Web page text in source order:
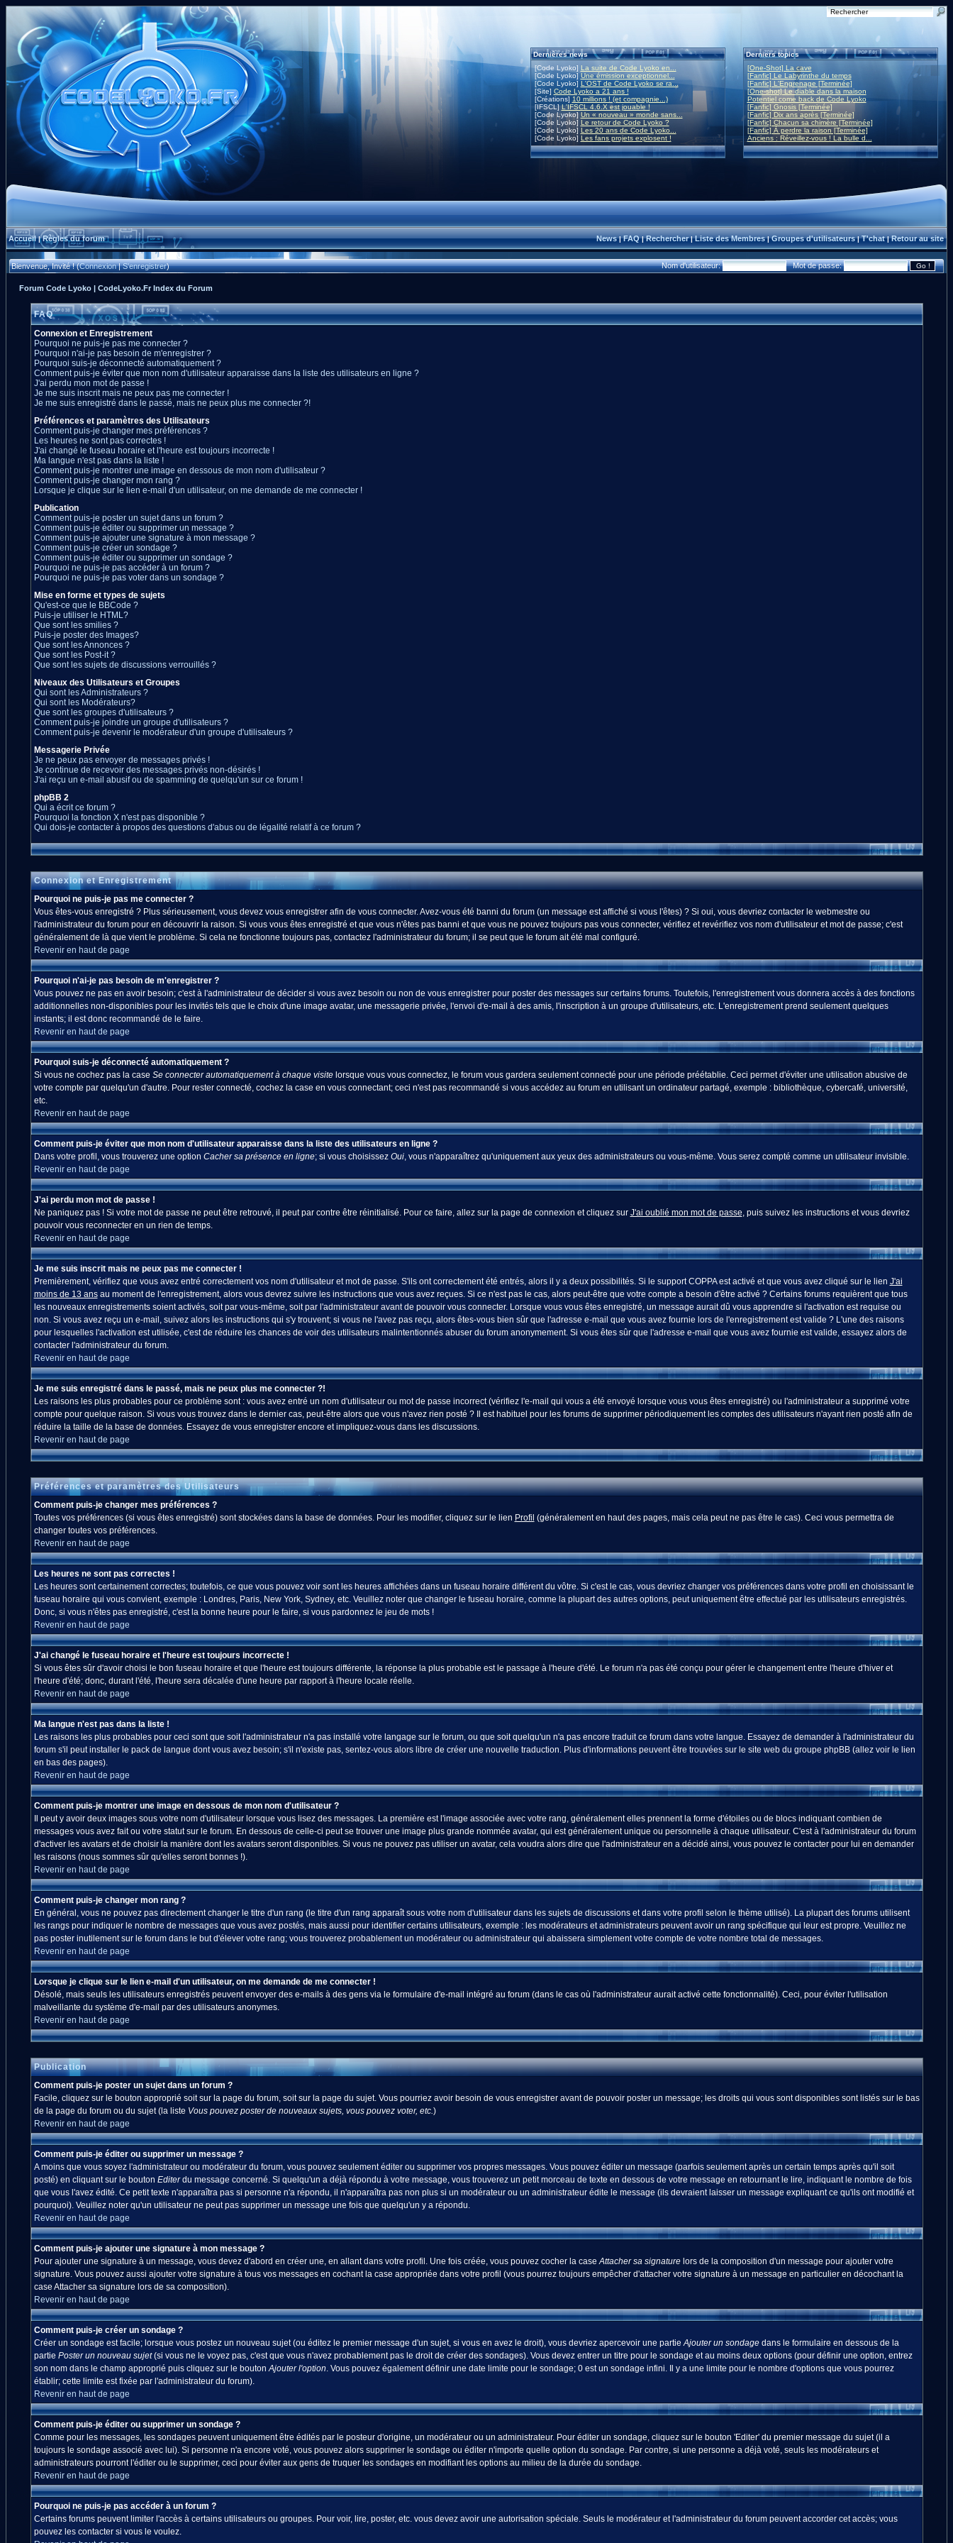
Dernières news
[Code Lyoko] La suite de Code Lyoko en...
[Code Lyoko]Une émission exceptionnel...
[Code Lyoko] L'OST de Code Lyoko se ra...
[Site] Code Lyoko a 21 ans !
[Créations] 10 millions ! (et compagnie...)
[IFSCL]L'IFSCL 4.6.X est jouable !
[Code Lyoko] Un « nouveau » monde sans...
[Code Lyoko] Le retour de Code Lyoko ?
[Code Lyoko] Les 20 ans de Code Lyoko...
[Code Lyoko] Les fans projets explosent !
Derniers topics
[One-Shot] La cave
[Fanfic] Le Labyrinthe du temps
[Fanfic] L'Engrenage [Terminée]
[One-shot] Le diable dans la maison
Potentiel come back de Code Lyoko
[Fanfic] Gnosis [Terminée]
[Fanfic] Dix ans après [Terminée]
[Fanfic] Chacun sa chimère [Terminée]
[Fanfic] À perdre la raison [Terminée]
Anciens : Réveillez-vous ! La bulle d...
Accueil|Règles du forum News|FAQ|Rechercher|Liste des Membres|Groupes d'utilisateurs|T'chat|Retour au site
Bienvenue, Invité ! (Connexion|S'enregistrer) Nom d'utilisateur: Mot de passe:
Forum Code Lyoko | CodeLyoko.Fr Index du Forum
FAQ
Connexion et Enregistrement
Pourquoi ne puis-je pas me connecter ?
Pourquoi n'ai-je pas besoin de m'enregistrer ?
Pourquoi suis-je déconnecté automatiquement ?
Comment puis-je éviter que mon nom d'utilisateur apparaisse dans la liste des utilisateurs en ligne ?
J'ai perdu mon mot de passe !
Je me suis inscrit mais ne peux pas me connecter !
Je me suis enregistré dans le passé, mais ne peux plus me connecter ?!
Préférences et paramètres des Utilisateurs
Comment puis-je changer mes préférences ?
Les heures ne sont pas correctes !
J'ai changé le fuseau horaire et l'heure est toujours incorrecte !
Ma langue n'est pas dans la liste !
Comment puis-je montrer une image en dessous de mon nom d'utilisateur ?
Comment puis-je changer mon rang ?
Lorsque je clique sur le lien e-mail d'un utilisateur, on me demande de me connecter !
Publication
Comment puis-je poster un sujet dans un forum ?
Comment puis-je éditer ou supprimer un message ?
Comment puis-je ajouter une signature à mon message ?
Comment puis-je créer un sondage ?
Comment puis-je éditer ou supprimer un sondage ?
Pourquoi ne puis-je pas accéder à un forum ?
Pourquoi ne puis-je pas voter dans un sondage ?
Mise en forme et types de sujets
Qu'est-ce que le BBCode ?
Puis-je utiliser le HTML?
Que sont les smilies ?
Puis-je poster des Images?
Que sont les Annonces ?
Que sont les Post-it ?
Que sont les sujets de discussions verrouillés ?
Niveaux des Utilisateurs et Groupes
Qui sont les Administrateurs ?
Qui sont les Modérateurs?
Que sont les groupes d'utilisateurs ?
Comment puis-je joindre un groupe d'utilisateurs ?
Comment puis-je devenir le modérateur d'un groupe d'utilisateurs ?
Messagerie Privée
Je ne peux pas envoyer de messages privés !
Je continue de recevoir des messages privés non-désirés !
J'ai reçu un e-mail abusif ou de spamming de quelqu'un sur ce forum !
phpBB 2
Qui a écrit ce forum ?
Pourquoi la fonction X n'est pas disponible ?
Qui dois-je contacter à propos des questions d'abus ou de légalité relatif à ce forum ?
Connexion et Enregistrement
Pourquoi ne puis-je pas me connecter ?
Vous êtes-vous enregistré ? Plus sérieusement, vous devez vous enregistrer afin de vous connecter. Avez-vous été banni du forum (un message est affiché si vous l'êtes) ? Si oui, vous devriez contacter le webmestre ou
l'administrateur du forum pour en découvrir la raison. Si vous vous êtes enregistré et que vous n'êtes pas banni et que vous ne pouvez toujours pas vous connecter, vérifiez et revérifiez vos nom d'utilisateur et mot de passe; c'est
généralement de là que vient le problème. Si cela ne fonctionne toujours pas, contactez l'administrateur du forum; il se peut que le forum ait été mal configuré.
Revenir en haut de page
Pourquoi n'ai-je pas besoin de m'enregistrer ?
Vous pouvez ne pas en avoir besoin; c'est à l'administrateur de décider si vous avez besoin ou non de vous enregistrer pour poster des messages sur certains forums. Toutefois, l'enregistrement vous donnera accès à des fonctions
additionnelles non-disponibles pour les invités tels que le choix d'une image avatar, une messagerie privée, l'envoi d'e-mail à des amis, l'inscription à un groupe d'utilisateurs, etc. L'enregistrement prend seulement quelques
instants; il est donc recommandé de le faire.
Revenir en haut de page
Pourquoi suis-je déconnecté automatiquement ?
Si vous ne cochez pas la case Se connecter automatiquement à chaque visitelorsque vous vous connectez, le forum vous gardera seulement connecté pour une période préétablie. Ceci permet d'éviter une utilisation abusive de
votre compte par quelqu'un d'autre. Pour rester connecté, cochez la case en vous connectant; ceci n'est pas recommandé si vous accédez au forum en utilisant un ordinateur partagé, exemple : bibliothèque, cybercafé, université,
etc.
Revenir en haut de page
Comment puis-je éviter que mon nom d'utilisateur apparaisse dans la liste des utilisateurs en ligne ?
Dans votre profil, vous trouverez une option Cacher sa présence en ligne; si vous choisissez Oui, vous n'apparaîtrez qu'uniquement aux yeux des administrateurs ou vous-même. Vous serez compté comme un utilisateur invisible.
Revenir en haut de page
J'ai perdu mon mot de passe !
Ne paniquez pas ! Si votre mot de passe ne peut être retrouvé, il peut par contre être réinitialisé. Pour ce faire, allez sur la page de connexion et cliquez sur J'ai oublié mon mot de passe, puis suivez les instructions et vous devriez
pouvoir vous reconnecter en un rien de temps.
Revenir en haut de page
Je me suis inscrit mais ne peux pas me connecter !
Premièrement, vérifiez que vous avez entré correctement vos nom d'utilisateur et mot de passe. S'ils ont correctement été entrés, alors il y a deux possibilités. Si le support COPPA est activé et que vous avez cliqué sur le lien J'ai
moins de 13 ansau moment de l'enregistrement, alors vous devrez suivre les instructions que vous avez reçues. Si ce n'est pas le cas, alors peut-être que votre compte a besoin d'être activé ? Certains forums requièrent que tous
les nouveaux enregistrements soient activés, soit par vous-même, soit par l'administrateur avant de pouvoir vous connecter. Lorsque vous vous êtes enregistré, un message aurait dû vous apprendre si l'activation est requise ou
non. Si vous avez reçu un e-mail, suivez alors les instructions qui s'y trouvent; si vous ne l'avez pas reçu, alors êtes-vous bien sûr que l'adresse e-mail que vous avez fournie lors de l'enregistrement est valide ? L'une des raisons
pour lesquelles l'activation est utilisée, c'est de réduire les chances de voir des utilisateurs malintentionnés abuser du forum anonymement. Si vous êtes sûr que l'adresse e-mail que vous avez fournie est valide, essayez alors de
contacter l'administrateur du forum.
Revenir en haut de page
Je me suis enregistré dans le passé, mais ne peux plus me connecter ?!
Les raisons les plus probables pour ce problème sont : vous avez entré un nom d'utilisateur ou mot de passe incorrect (vérifiez l'e-mail qui vous a été envoyé lorsque vous vous êtes enregistré) ou l'administrateur a supprimé votre
compte pour quelque raison. Si vous vous trouvez dans le dernier cas, peut-être alors que vous n'avez rien posté ? Il est habituel pour les forums de supprimer périodiquement les comptes des utilisateurs n'ayant rien posté afin de
réduire la taille de la base de données. Essayez de vous enregistrer encore et impliquez-vous dans les discussions.
Revenir en haut de page
Préférences et paramètres des Utilisateurs
Comment puis-je changer mes préférences ?
Toutes vos préférences (si vous êtes enregistré) sont stockées dans la base de données. Pour les modifier, cliquez sur le lien Profil (généralement en haut des pages, mais cela peut ne pas être le cas). Ceci vous permettra de
changer toutes vos préférences.
Revenir en haut de page
Les heures ne sont pas correctes !
Les heures sont certainement correctes; toutefois, ce que vous pouvez voir sont les heures affichées dans un fuseau horaire différent du vôtre. Si c'est le cas, vous devriez changer vos préférences dans votre profil en choisissant le
fuseau horaire qui vous convient, exemple : Londres, Paris, New York, Sydney, etc. Veuillez noter que changer le fuseau horaire, comme la plupart des autres options, peut uniquement être effectué par les utilisateurs enregistrés.
Donc, si vous n'êtes pas enregistré, c'est la bonne heure pour le faire, si vous pardonnez le jeu de mots !
Revenir en haut de page
J'ai changé le fuseau horaire et l'heure est toujours incorrecte !
Si vous êtes sûr d'avoir choisi le bon fuseau horaire et que l'heure est toujours différente, la réponse la plus probable est le passage à l'heure d'été. Le forum n'a pas été conçu pour gérer le changement entre l'heure d'hiver et
l'heure d'été; donc, durant l'été, l'heure sera décalée d'une heure par rapport à l'heure locale réelle.
Revenir en haut de page
Ma langue n'est pas dans la liste !
Les raisons les plus probables pour ceci sont que soit l'administrateur n'a pas installé votre langage sur le forum, ou que soit quelqu'un n'a pas encore traduit ce forum dans votre langue. Essayez de demander à l'administrateur du
forum s'il peut installer le pack de langue dont vous avez besoin; s'il n'existe pas, sentez-vous alors libre de créer une nouvelle traduction. Plus d'informations peuvent être trouvées sur le site web du groupe phpBB (allez voir le lien
en bas des pages).
Revenir en haut de page
Comment puis-je montrer une image en dessous de mon nom d'utilisateur ?
Il peut y avoir deux images sous votre nom d'utilisateur lorsque vous lisez des messages. La première est l'image associée avec votre rang, généralement elles prennent la forme d'étoiles ou de blocs indiquant combien de
messages vous avez fait ou votre statut sur le forum. En dessous de celle-ci peut se trouver une image plus grande nommée avatar, qui est généralement unique ou personnelle à chaque utilisateur. C'est à l'administrateur du forum
d'activer les avatars et de choisir la manière dont les avatars seront disponibles. Si vous ne pouvez pas utiliser un avatar, cela voudra alors dire que l'administrateur en a décidé ainsi, vous pouvez le contacter pour lui en demander
les raisons (nous sommes sûr qu'elles seront bonnes !).
Revenir en haut de page
Comment puis-je changer mon rang ?
En général, vous ne pouvez pas directement changer le titre d'un rang (le titre d'un rang apparaît sous votre nom d'utilisateur dans les sujets de discussions et dans votre profil selon le thème utilisé). La plupart des forums utilisent
les rangs pour indiquer le nombre de messages que vous avez postés, mais aussi pour identifier certains utilisateurs, exemple : les modérateurs et administrateurs peuvent avoir un rang spécifique qui leur est propre. Veuillez ne
pas poster inutilement sur le forum dans le but d'élever votre rang; vous trouverez probablement un modérateur ou administrateur qui abaissera simplement votre compte de votre nombre total de messages.
Revenir en haut de page
Lorsque je clique sur le lien e-mail d'un utilisateur, on me demande de me connecter !
Désolé, mais seuls les utilisateurs enregistrés peuvent envoyer des e-mails à des gens via le formulaire d'e-mail intégré au forum (dans le cas où l'administrateur aurait activé cette fonctionnalité). Ceci, pour éviter l'utilisation
malveillante du système d'e-mail par des utilisateurs anonymes.
Revenir en haut de page
Publication
Comment puis-je poster un sujet dans un forum ?
Facile, cliquez sur le bouton approprié soit sur la page du forum, soit sur la page du sujet. Vous pourriez avoir besoin de vous enregistrer avant de pouvoir poster un message; les droits qui vous sont disponibles sont listés sur le bas
de la page du forum ou du sujet (la liste Vous pouvez poster de nouveaux sujets, vous pouvez voter, etc.)
Revenir en haut de page
Comment puis-je éditer ou supprimer un message ?
A moins que vous soyez l'administrateur ou modérateur du forum, vous pouvez seulement éditer ou supprimer vos propres messages. Vous pouvez éditer un message (parfois seulement après un certain temps après qu'il soit
posté) en cliquant sur le bouton Editerdu message concerné. Si quelqu'un a déjà répondu à votre message, vous trouverez un petit morceau de texte en dessous de votre message en retournant le lire, indiquant le nombre de fois
que vous l'avez édité. Ce petit texte n'apparaîtra pas si personne n'a répondu, il n'apparaîtra pas non plus si un modérateur ou un administrateur édite le message (ils devraient laisser un message expliquant ce qu'ils ont modifié et
pourquoi). Veuillez noter qu'un utilisateur ne peut pas supprimer un message une fois que quelqu'un y a répondu.
Revenir en haut de page
Comment puis-je ajouter une signature à mon message ?
Pour ajouter une signature à un message, vous devez d'abord en créer une, en allant dans votre profil. Une fois créée, vous pouvez cocher la caseAttacher sa signaturelors de la composition d'un message pour ajouter votre
signature. Vous pouvez aussi ajouter votre signature à tous vos messages en cochant la case appropriée dans votre profil (vous pourrez toujours empêcher d'attacher votre signature à un message en particulier en décochant la
case Attacher sa signature lors de sa composition).
Revenir en haut de page
Comment puis-je créer un sondage ?
Créer un sondage est facile; lorsque vous postez un nouveau sujet (ou éditez le premier message d'un sujet, si vous en avez le droit), vous devriez apercevoir une partieAjouter un sondagedans le formulaire en dessous de la
partie Poster un nouveau sujet(si vous ne le voyez pas, c'est que vous n'avez probablement pas le droit de créer des sondages). Vous devez entrer un titre pour le sondage et au moins deux options (pour définir une option, entrez
son nom dans le champ approprié puis cliquez sur le boutonAjouter l'option. Vous pouvez également définir une date limite pour le sondage; 0 est un sondage infini. Il y a une limite pour le nombre d'options que vous pourrez
établir; cette limite est fixée par l'administrateur du forum).
Revenir en haut de page
Comment puis-je éditer ou supprimer un sondage ?
Comme pour les messages, les sondages peuvent uniquement être édités par le posteur d'origine, un modérateur ou un administrateur. Pour éditer un sondage, cliquez sur le bouton 'Editer' du premier message du sujet (il a
toujours le sondage associé avec lui). Si personne n'a encore voté, vous pouvez alors supprimer le sondage ou éditer n'importe quelle option du sondage. Par contre, si une personne a déjà voté, seuls les modérateurs et
administrateurs pourront l'éditer ou le supprimer, ceci pour éviter aux gens de truquer les sondages en modifiant les options au milieu de la durée du sondage.
Revenir en haut de page
Pourquoi ne puis-je pas accéder à un forum ?
Certains forums peuvent limiter l'accès à certains utilisateurs ou groupes. Pour voir, lire, poster, etc. vous devez avoir une autorisation spéciale. Seuls le modérateur et l'administrateur du forum peuvent accorder cet accès; vous
pouvez les contacter si vous le voulez.